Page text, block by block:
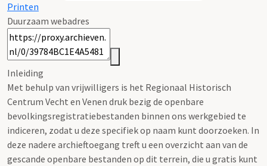
Printen
Duurzaam webadres
Inleiding
Met behulp van vrijwilligers is het Regionaal Historisch
Centrum Vecht en Venen druk bezig de openbare
bevolkingsregistratiebestanden binnen ons werkgebied te
indiceren, zodat u deze specifiek op naam kunt doorzoeken. In
deze nadere archieftoegang treft u een overzicht aan van de
gescande openbare bestanden op dit terrein, die u gratis kunt